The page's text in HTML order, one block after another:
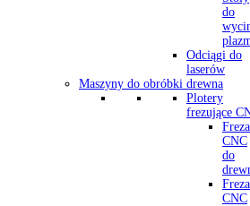
do
Odciągi do
laserów
Maszyny do obróbki drewna
Plotery
frezujące
CNC
do
CNC